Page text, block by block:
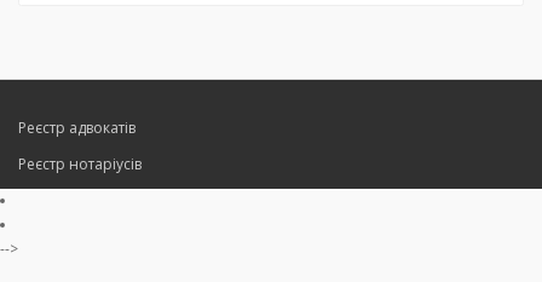
Реєстр адвокатів
Реєстр нотаріусів
-->